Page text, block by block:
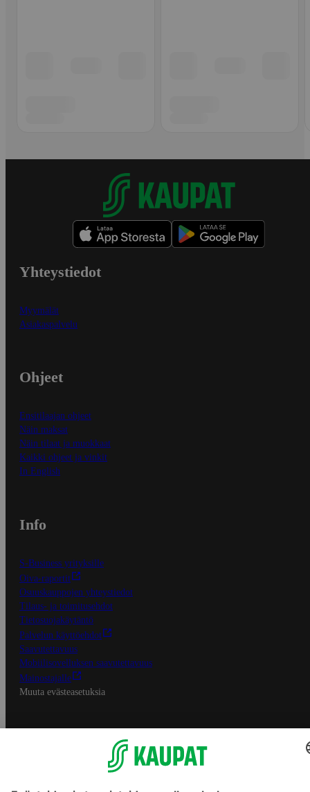
Yhteystiedot
Myymälät
Asiakaspalvelu
Ohjeet
Ensitilaajan ohjeet
Näin maksat
Näin tilaat ja muokkaat
Kaikki ohjeet ja vinkit
In English
Info
S-Business yrityksille
Oiva-raportit
Osuuskauppojen yhteystiedot
Tilaus- ja toimitusehdot
Tietosuojakäytäntö
Palvelun käyttöehdot
Saavutettavuus
Mobiilisovelluksen saavutettavuus
Mainostajalle
Muuta evästeasetuksia
S-ryhmän palvelut